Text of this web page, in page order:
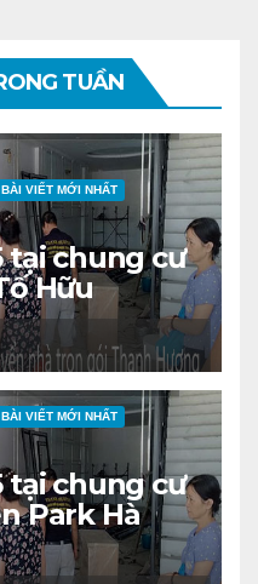
TUẦN
BÀI VIẾT MỚI NHẤT
tại chung cư
Hữu
BÀI VIẾT MỚI NHẤT
tại chung cư
Park Hà